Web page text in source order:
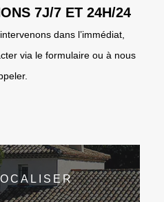
7J/7 ET 24H/24
dans l’immédiat,
via le formulaire ou à nous